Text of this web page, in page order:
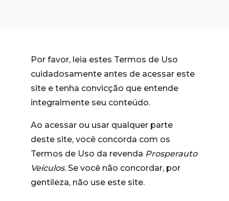
Por favor, leia estes Termos de Uso
cuidadosamente antes de acessar este
site e tenha convicção que entende
integralmente seu conteúdo.
Ao acessar ou usar qualquer parte
deste site, você concorda com os
Termos de Uso da revenda Prosperauto
Veículos. Se você não concordar, por
gentileza, não use este site.